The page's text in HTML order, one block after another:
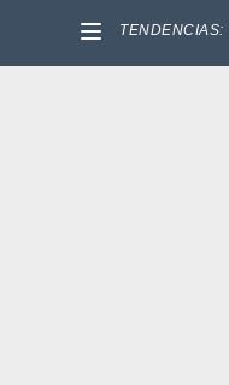
TENDENCIAS: